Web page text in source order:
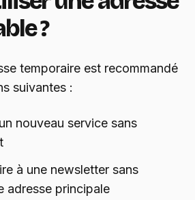
?
temporaire est recommandé
suivantes :
nouveau service sans
à une newsletter sans
adresse principale